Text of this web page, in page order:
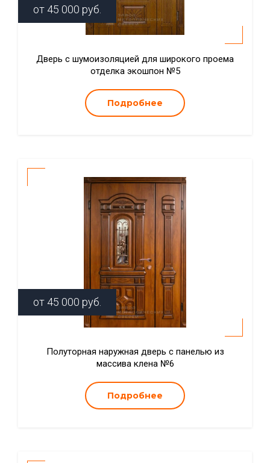
от 45 000 руб.
Дверь с шумоизоляцией для широкого проема
отделка экошпон №5
Подробнее
от 45 000 руб.
Полуторная наружная дверь с панелью из
массива клена №6
Подробнее